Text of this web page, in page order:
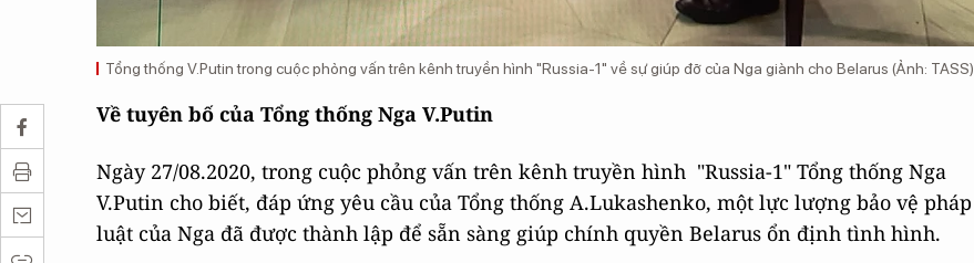
Tổng thống V.Putin trong cuộc phỏng vấn trên kênh truyền hình "Russia-1" về sự giúp đỡ của Nga giành cho Belarus (Ảnh: TASS)
Về tuyên bố của Tổng thống Nga V.Putin
Ngày 27/08.2020, trong cuộc phỏng vấn trên kênh truyền hình "Russia-1" Tổng thống Nga
V.Putin cho biết, đáp ứng yêu cầu của Tổng thống A.Lukashenko, một lực lượng bảo vệ pháp
luật của Nga đã được thành lập để sẵn sàng giúp chính quyền Belarus ổn định tình hình.